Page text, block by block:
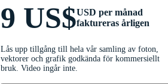
9 US$USD per månad
faktureras årligen
Lås upp tillgång till hela vår samling av foton,
vektorer och grafik godkända för kommersiellt
bruk. Video ingår inte.